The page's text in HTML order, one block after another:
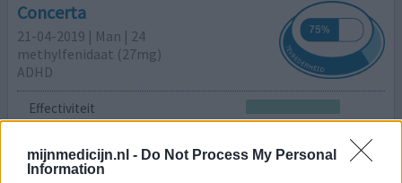
mijnmedicijn.nl - Do Not Process My Personal
Information
Concerta
21-04-2019 | Man | 24
methylfenidaat (27mg)
ADHD
Effectiviteit
Ik heb autisme en een lichte vorm van ADHD. Sinds ik